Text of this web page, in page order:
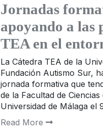
Jornadas
apoyando a las
TEA en el
La Cátedra TEA de la
Fundación Autismo Sur,
jornada formativa que
de la Facultad de
Universidad de Málaga el
Read More